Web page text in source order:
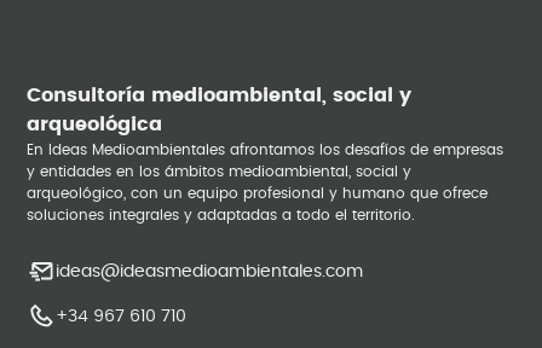
Consultoría medioambiental, social y
arqueológica
En Ideas Medioambientales afrontamos los desafíos de empresas
y entidades en los ámbitos medioambiental, social y
arqueológico, con un equipo profesional y humano que ofrece
soluciones integrales y adaptadas a todo el territorio.
ideas@ideasmedioambientales.com
+34 967 610 710